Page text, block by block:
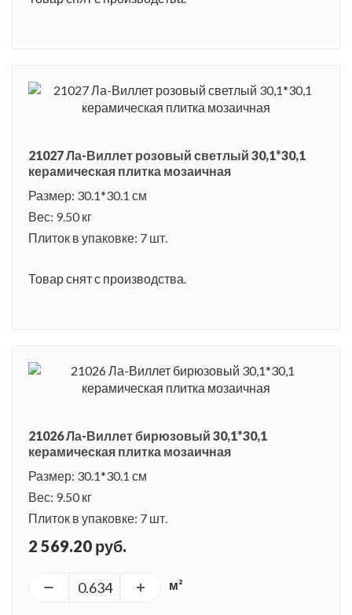
21027 Ла-Виллет розовый светлый 30,1*30,1
керамическая плитка мозаичная
Размер: 30.1*30.1 см
Вес: 9.50 кг
Плиток в упаковке: 7 шт.
Товар снят с производства.
21026 Ла-Виллет бирюзовый 30,1*30,1
керамическая плитка мозаичная
Размер: 30.1*30.1 см
Вес: 9.50 кг
Плиток в упаковке: 7 шт.
2 569.20 руб.
м²